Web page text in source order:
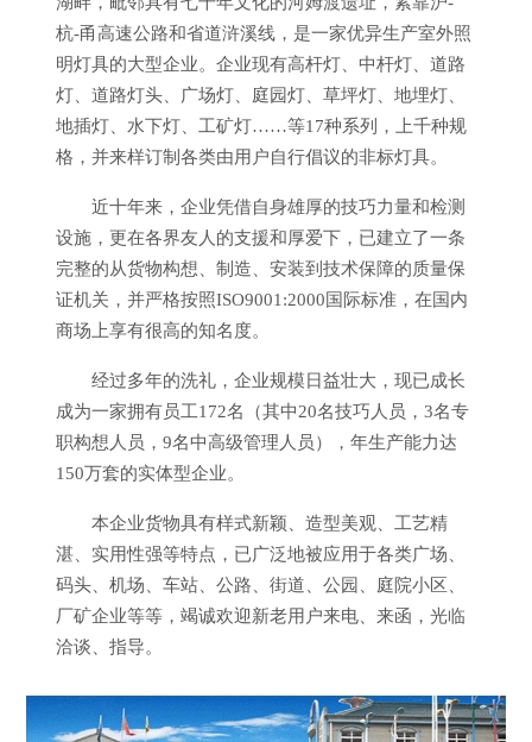
杭-甬高速公路和省道浒溪线，是一家优异生产室外照
明灯具的大型企业。企业现有高杆灯、中杆灯、道路
灯、道路灯头、广场灯、庭园灯、草坪灯、地埋灯、
地插灯、水下灯、工矿灯……等17种系列，上千种规
格，并来样订制各类由用户自行倡议的非标灯具。
近十年来，企业凭借自身雄厚的技巧力量和检测
设施，更在各界友人的支援和厚爱下，已建立了一条
完整的从货物构想、制造、安装到技术保障的质量保
证机关，并严格按照ISO9001:2000国际标准，在国内
商场上享有很高的知名度。
经过多年的洗礼，企业规模日益壮大，现已成长
成为一家拥有员工172名（其中20名技巧人员，3名专
职构想人员，9名中高级管理人员），年生产能力达
150万套的实体型企业。
本企业货物具有样式新颖、造型美观、工艺精
湛、实用性强等特点，已广泛地被应用于各类广场、
码头、机场、车站、公路、街道、公园、庭院小区、
厂矿企业等等，竭诚欢迎新老用户来电、来函，光临
洽谈、指导。